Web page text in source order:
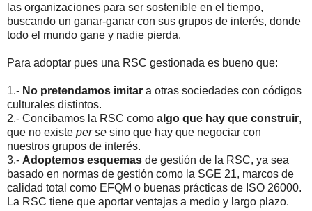
las organizaciones para ser sostenible en el tiempo,
buscando un ganar-ganar con sus grupos de interés, donde
todo el mundo gane y nadie pierda.
Para adoptar pues una RSC gestionada es bueno que:
1.- No pretendamos imitar a otras sociedades con códigos
culturales distintos.
2.- Concibamos la RSC como algo que hay que construir,
que no existe per se sino que hay que negociar con
nuestros grupos de interés.
3.- Adoptemos esquemas de gestión de la RSC, ya sea
basado en normas de gestión como la SGE 21, marcos de
calidad total como EFQM o buenas prácticas de ISO 26000.
La RSC tiene que aportar ventajas a medio y largo plazo.